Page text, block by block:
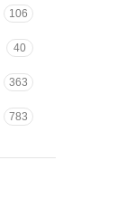
106
40
363
783